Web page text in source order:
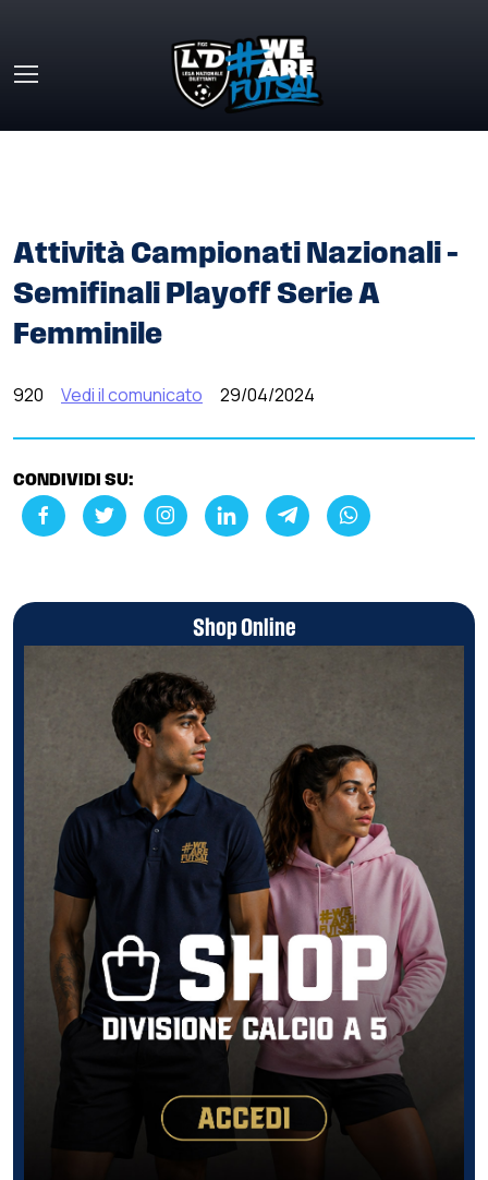
Attività Campionati Nazionali –
Semifinali Playoff Serie A
Femminile
920 Vedi il comunicato 29/04/2024
CONDIVIDI SU:
Shop Online